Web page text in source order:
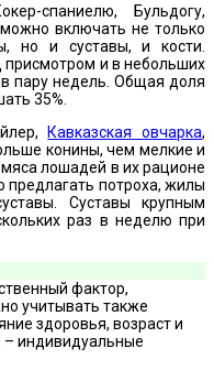
спаниелю, Бульдогу,
включать не только
но и суставы, и кости.
присмотром и в небольших
пару недель. Общая доля
35%.
Кавказская овчарка,
конины, чем мелкие и
лошадей в их рационе
предлагать потроха, жилы
Суставы крупным
раз в неделю при
фактор,
учитывать также
здоровья, возраст и
индивидуальные